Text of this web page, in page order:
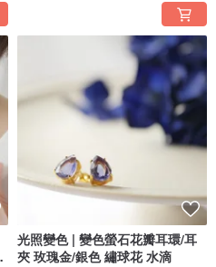
光照變色 | 變色螢石花瓣耳環/耳
夾 玫瑰金/銀色 繡球花 水滴